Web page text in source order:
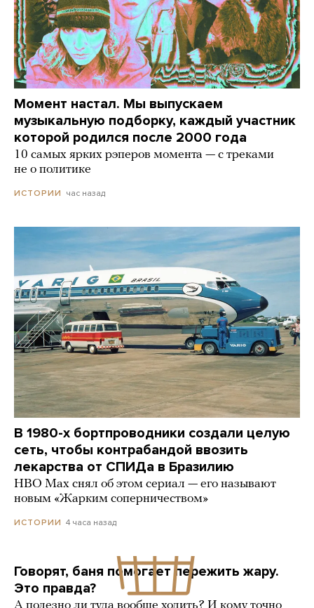
Момент настал. Мы выпускаем
музыкальную подборку, каждый участник
которой родился после 2000 года
10 самых ярких рэперов момента — с треками
не о политике
ИСТОРИИ час назад
В 1980-х бортпроводники создали целую
сеть, чтобы контрабандой ввозить
лекарства от СПИДа в Бразилию
HBO Max снял об этом сериал — его называют
новым «Жарким соперничеством»
ИСТОРИИ 4 часа назад
Говорят, баня помогает пережить жару.
Это правда?